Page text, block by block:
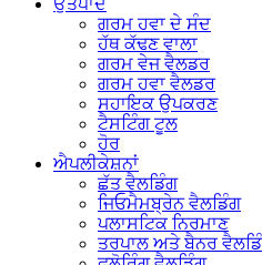
ਉਤਪਾਦ
ਗਰਮ ਹਵਾ ਦੇ ਸੰਦ
ਹੱਥ ਕੱਢਣ ਵਾਲਾ
ਗਰਮ ਵੇਜ ਵੈਲਡਰ
ਗਰਮ ਹਵਾ ਵੈਲਡਰ
ਸਹਾਇਕ ਉਪਕਰਣ
ਟੈਸਟਿੰਗ ਟੂਲ
ਹੋਰ
ਐਪਲੀਕੇਸ਼ਨਾਂ
ਛੱਤ ਵੈਲਡਿੰਗ
ਜਿਓਮੈਮਬ੍ਰੇਨ ਵੈਲਡਿੰਗ
ਪਲਾਸਟਿਕ ਨਿਰਮਾਣ
ਤਰਪਾਲ ਅਤੇ ਬੈਨਰ